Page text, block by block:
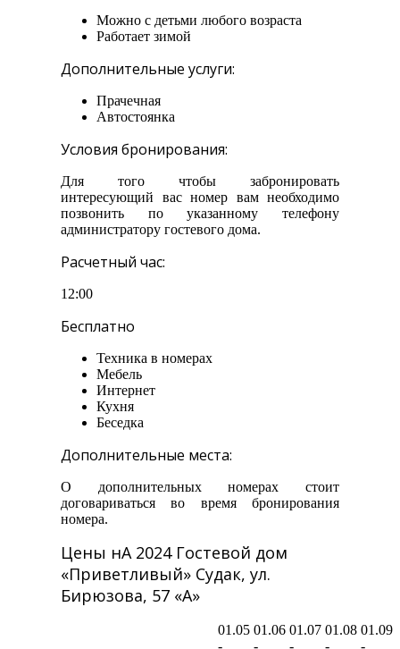
Можно с детьми любого возраста
Работает зимой
Дополнительные услуги:
Прачечная
Автостоянка
Условия бронирования:
Для того чтобы забронировать
интересующий вас номер вам необходимо
позвонить по указанному телефону
администратору гостевого дома.
Расчетный час:
12:00
Бесплатно
Техника в номерах
Мебель
Интернет
Кухня
Беседка
Дополнительные места:
О дополнительных номерах стоит
договариваться во время бронирования
номера.
Цены нА 2024 Гостевой дом
«Приветливый» Судак, ул.
Бирюзова, 57 «А»
01.05 01.06 01.07 01.08 01.09